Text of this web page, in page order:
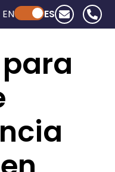
Powered by ChatGPT
EN ES